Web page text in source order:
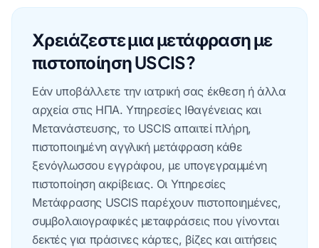
Χρειάζεστε μια μετάφραση με
πιστοποίηση USCIS?
Εάν υποβάλλετε την ιατρική σας έκθεση ή άλλα
αρχεία στις ΗΠΑ. Υπηρεσίες Ιθαγένειας και
Μετανάστευσης, το USCIS απαιτεί πλήρη,
πιστοποιημένη αγγλική μετάφραση κάθε
ξενόγλωσσου εγγράφου, με υπογεγραμμένη
πιστοποίηση ακρίβειας. Οι Υπηρεσίες
Μετάφρασης USCIS παρέχουν πιστοποιημένες,
συμβολαιογραφικές μεταφράσεις που γίνονται
δεκτές για πράσινες κάρτες, βίζες και αιτήσεις